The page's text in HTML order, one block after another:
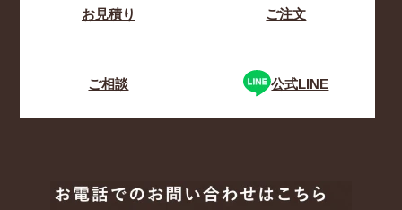
お見積り ご注文
ご相談 公式LINE